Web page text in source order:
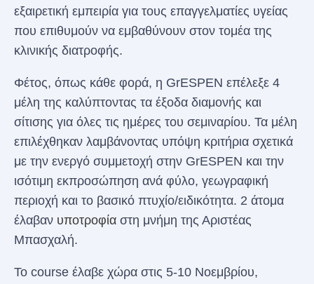
εξαιρετική εμπειρία για τους επαγγελματίες υγείας
που επιθυμούν να εμβαθύνουν στον τομέα της
κλινικής διατροφής.
Φέτος, όπως κάθε φορά, η GrESPEN επέλεξε 4
μέλη της καλύπτοντας τα έξοδα διαμονής και
σίτισης για όλες τις ημέρες του σεμιναρίου. Τα μέλη
επιλέχθηκαν λαμβάνοντας υπόψη κριτήρια σχετικά
με την ενεργό συμμετοχή στην GrESPEN και την
ισότιμη εκπροσώπηση ανά φύλο, γεωγραφική
περιοχή και το βασικό πτυχίο/ειδικότητα. 2 άτομα
έλαβαν υποτροφία στη μνήμη της Αριστέας
Μπασχαλή.
Το course έλαβε χώρα στις 5-10 Νοεμβρίου,